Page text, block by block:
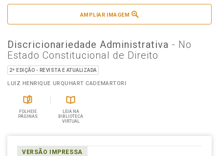
AMPLIAR IMAGEM
Discricionariedade Administrativa - No
Estado Constitucional de Direito
2ª EDIÇÃO - REVISTA E ATUALIZADA
LUIZ HENRIQUE URQUHART CADEMARTORI
FOLHEIE
PÁGINAS
LEIA NA
BIBLIOTECA
VIRTUAL
VERSÃO IMPRESSA